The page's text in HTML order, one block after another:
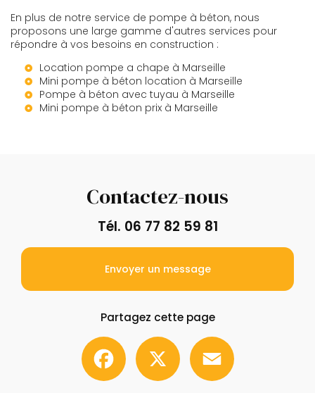
En plus de notre service de pompe à béton, nous
proposons une large gamme d'autres services pour
répondre à vos besoins en construction :
Location pompe a chape à Marseille
Mini pompe à béton location à Marseille
Pompe à béton avec tuyau à Marseille
Mini pompe à béton prix à Marseille
Contactez-nous
Tél. 06 77 82 59 81
Envoyer un message
Partagez cette page
Facebook